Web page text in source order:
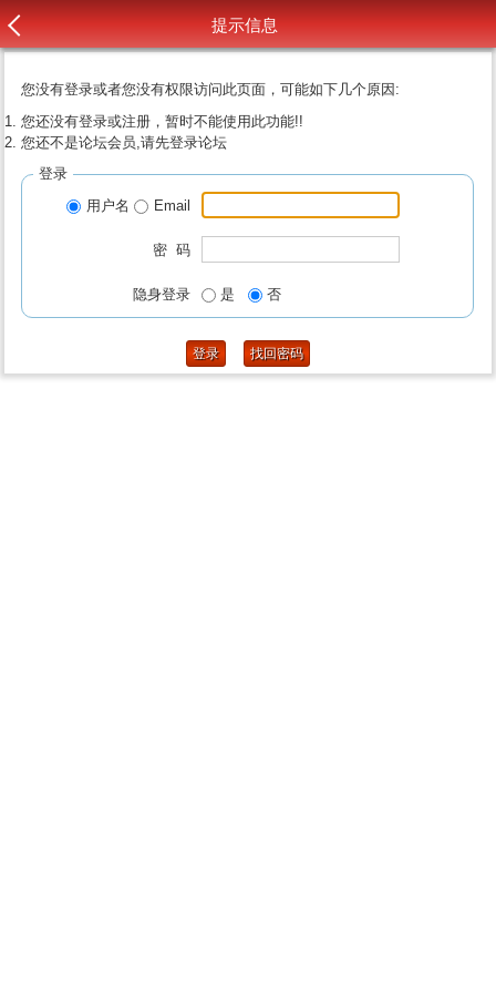
提示信息
您没有登录或者您没有权限访问此页面，可能如下几个原因:
您还没有登录或注册，暂时不能使用此功能!!
您还不是论坛会员,请先登录论坛
登录
用户名
Email
密 码
隐身登录 是 否